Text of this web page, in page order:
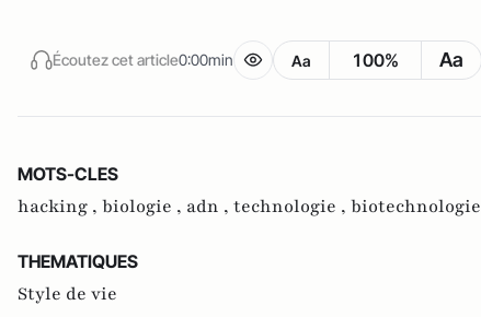
Écoutez cet article0:00min Aa 100% Aa
MOTS-CLES
hacking , biologie , adn , technologie , biotechnologie
THEMATIQUES
Style de vie